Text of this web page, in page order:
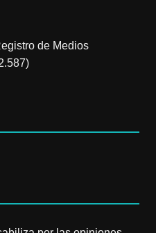
de Medios